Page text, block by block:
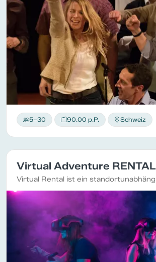
5–30 90.00 p.P. Schweiz
Virtual Adventure RENTAL